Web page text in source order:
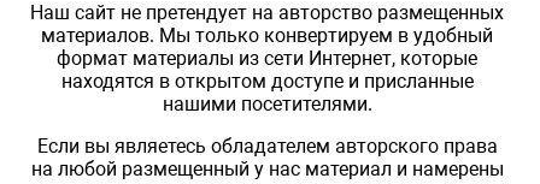
Наш сайт не претендует на авторство размещенных
материалов. Мы только конвертируем в удобный
формат материалы из сети Интернет, которые
находятся в открытом доступе и присланные
нашими посетителями.
Если вы являетесь обладателем авторского права
на любой размещенный у нас материал и намерены